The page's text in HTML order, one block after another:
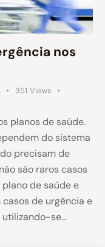
nos
351 Views
planos de saúde.
do sistema
precisam de
são raros casos
de saúde e
de urgência e
utilizando-se…